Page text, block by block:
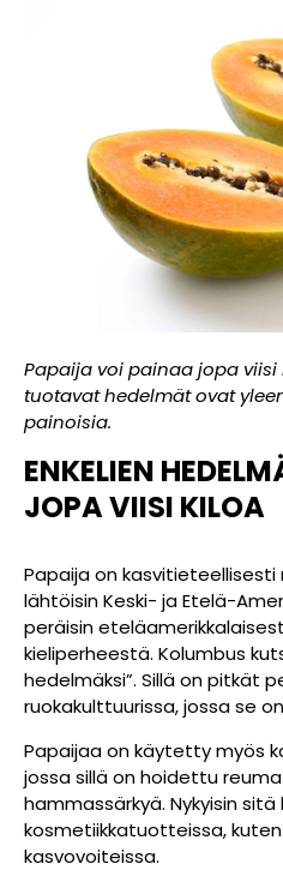
Papaija voi painaa jopa
tuotavat hedelmät ovat
painoisia.
ENKELIEN
JOPAVIISI KILOA
Papaija on kasvitieteellisesti
lähtöisin Keski- ja Etelä-
peräisin
kieliperheestä. Kolumbus
hedelmäksi”. Sillä on pitkät
ruokakulttuurissa, jossa se
Papaijaa on käytetty myös
jossa sillä on hoidettu
hammassärkyä. Nykyisin
kosmetiikkatuotteissa,
kasvovoiteissa.